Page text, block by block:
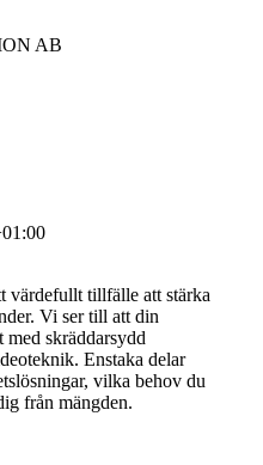
AB
värdefullt tillfälle att stärka
Vi ser till att din
med skräddarsydd
Enstaka delar
vilka behov du
från mängden.